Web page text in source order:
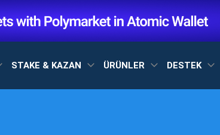
STAKE & KAZAN ÜRÜNLER DESTEK